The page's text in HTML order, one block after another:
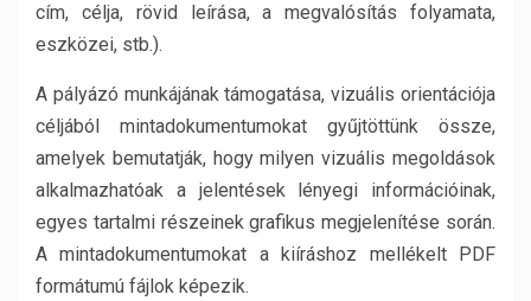
cím, célja, rövid leírása, a megvalósítás folyamata,
eszközei, stb.).
A pályázó munkájának támogatása, vizuális orientációja
céljából mintadokumentumokat gyűjtöttünk össze,
amelyek bemutatják, hogy milyen vizuális megoldások
alkalmazhatóak a jelentések lényegi információinak,
egyes tartalmi részeinek grafikus megjelenítése során.
A mintadokumentumokat a kiíráshoz mellékelt PDF
formátumú fájlok képezik.